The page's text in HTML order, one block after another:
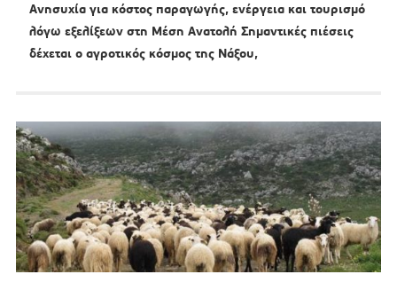
Ανησυχία για κόστος παραγωγής, ενέργεια και τουρισμό
λόγω εξελίξεων στη Μέση Ανατολή Σημαντικές πιέσεις
δέχεται ο αγροτικός κόσμος της Νάξου,